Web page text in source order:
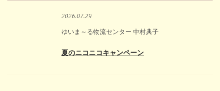
2026.07.29
ゆいま～る物流センター 中村典子
夏のニコニコキャンペーン